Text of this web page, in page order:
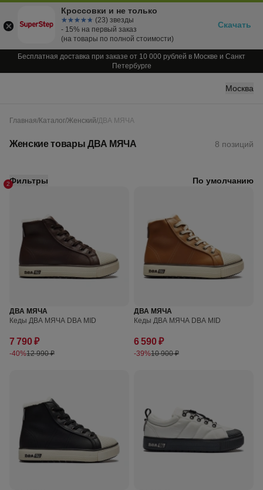
Бесплатная доставка при заказе от 10 000 рублей в Москве и Санкт
Петербурге
Москва
Главная/Каталог/Женский/ДВА МЯЧА
Женские товары ДВА МЯЧА 8 позиций
2Фильтры По умолчанию
ДВА МЯЧА
Кеды ДВА МЯЧА DBA MID
7 790 ₽
-40%12 990 ₽
ДВА МЯЧА
Кеды ДВА МЯЧА DBA MID
6 590 ₽
-39%10 900 ₽
Кроссовки и не только
☆☆☆☆☆
★★★★★ (23) звезды
- 15% на первый заказ
(на товары по полной стоимости)
Скачать